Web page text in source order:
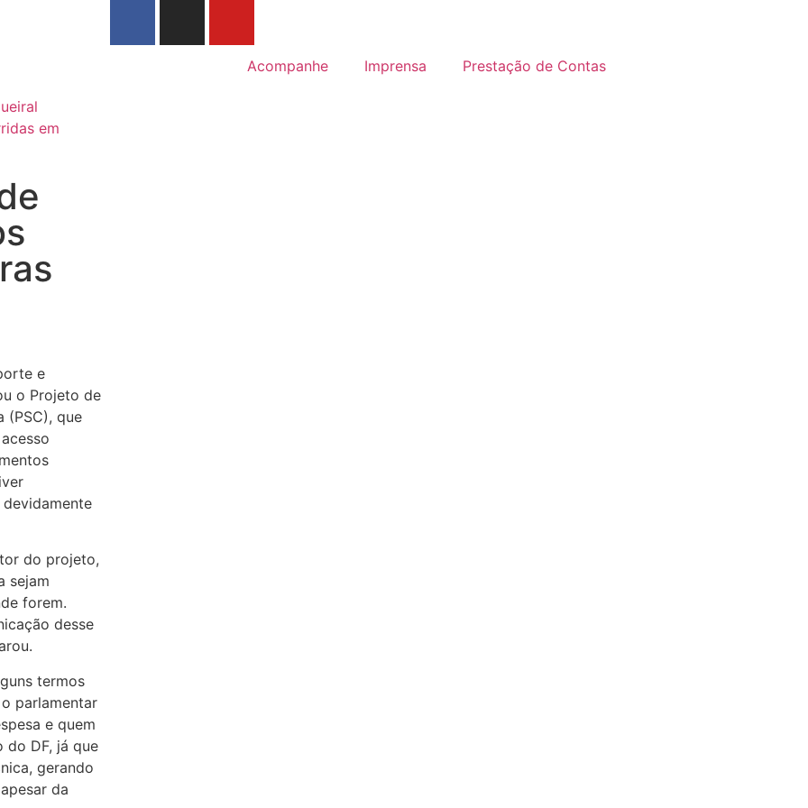
Acompanhe Imprensa Prestação de Contas
em
e
o Projeto de
(PSC), que
do projeto,
sejam
forem.
desse
termos
parlamentar
e quem
DF, já que
gerando
da